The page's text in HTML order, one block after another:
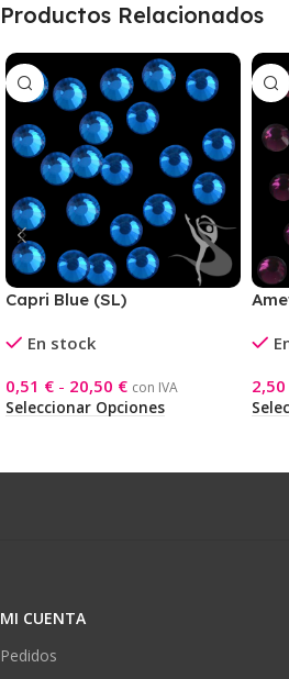
Productos Relacionados
Capri Blue (SL)
En stock
0,51 € - 20,50 € con IVA
Seleccionar Opciones
2,50
MI CUENTA
Pedidos